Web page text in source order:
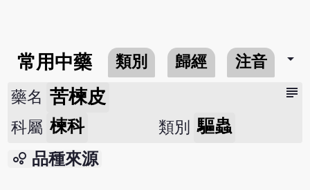
常用中藥 類別 歸經 注音 arrow_drop_down
subject
藥名 苦楝皮
科屬 楝科 類別 驅蟲
bubble_chart 品種來源